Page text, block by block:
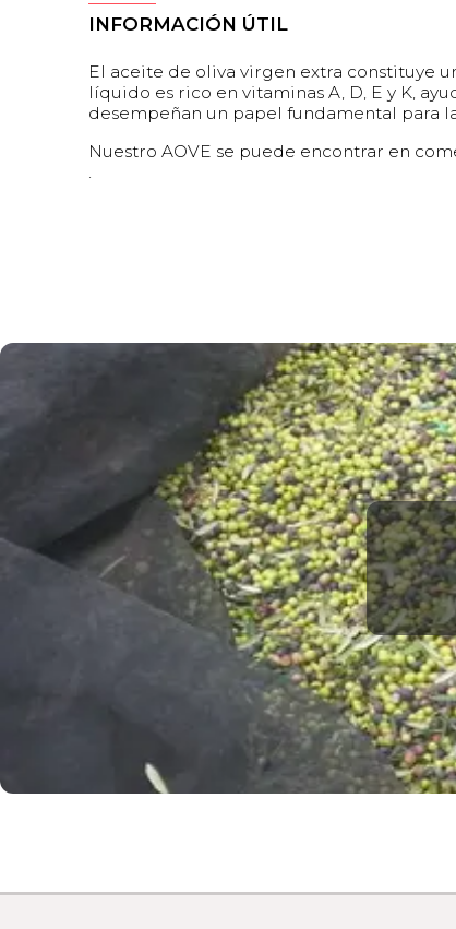
INFORMACIÓN ÚTIL
El aceite de oliva virgen extra constituye
líquido es rico en vitaminas A, D, E y K,
desempeñan un papel fundamental para
Nuestro AOVE se puede encontrar en
.